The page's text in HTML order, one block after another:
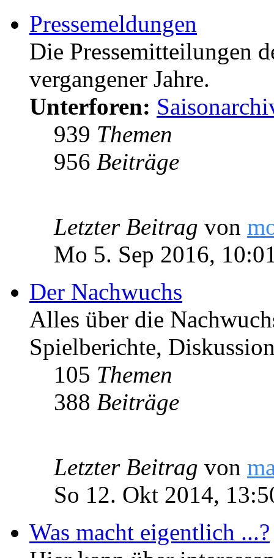
Pressemeldungen
Die Pressemitteilungen
vergangener Jahre.
Unterforen:
939 Themen
956 Beiträge
Letzter Beitrag von
Mo 5. Sep 2016,
Der Nachwuchs
Alles über die
Spielberichte,
105 Themen
388 Beiträge
Letzter Beitrag von
So 12. Okt 2014,
Was macht eigentlich ...?